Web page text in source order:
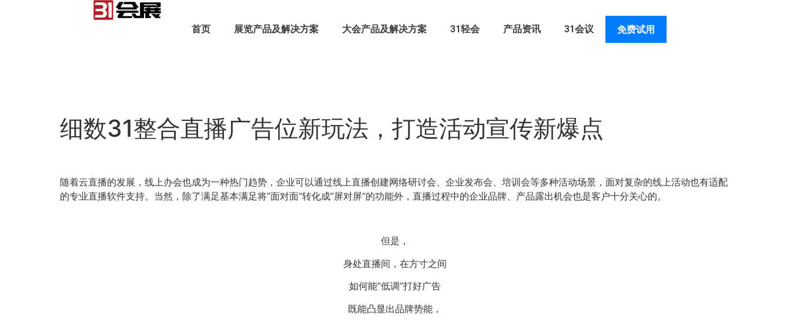
首页 展览产品及解决方案 大会产品及解决方案 31轻会 产品资讯 31会议 免费试用
细数31整合直播广告位新玩法，打造活动宣传新爆点
随着云直播的发展，线上办会也成为一种热门趋势，企业可以通过线上直播创建网络研讨会、企业发布会、培训会等多种活动场景，面对复杂的线上活动也有适配
的专业直播软件支持。当然，除了满足基本满足将”面对面“转化成”屏对屏“的功能外，直播过程中的企业品牌、产品露出机会也是客户十分关心的。
但是，
身处直播间，在方寸之间
如何能“低调”打好广告
既能凸显出品牌势能，